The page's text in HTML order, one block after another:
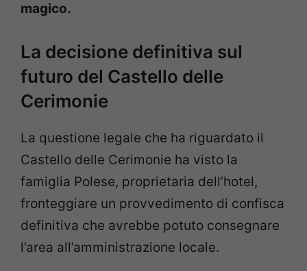
magico.
La decisione definitiva sul
futuro del Castello delle
Cerimonie
La questione legale che ha riguardato il
Castello delle Cerimonie ha visto la
famiglia Polese, proprietaria dell’hotel,
fronteggiare un provvedimento di confisca
definitiva che avrebbe potuto consegnare
l’area all’amministrazione locale.